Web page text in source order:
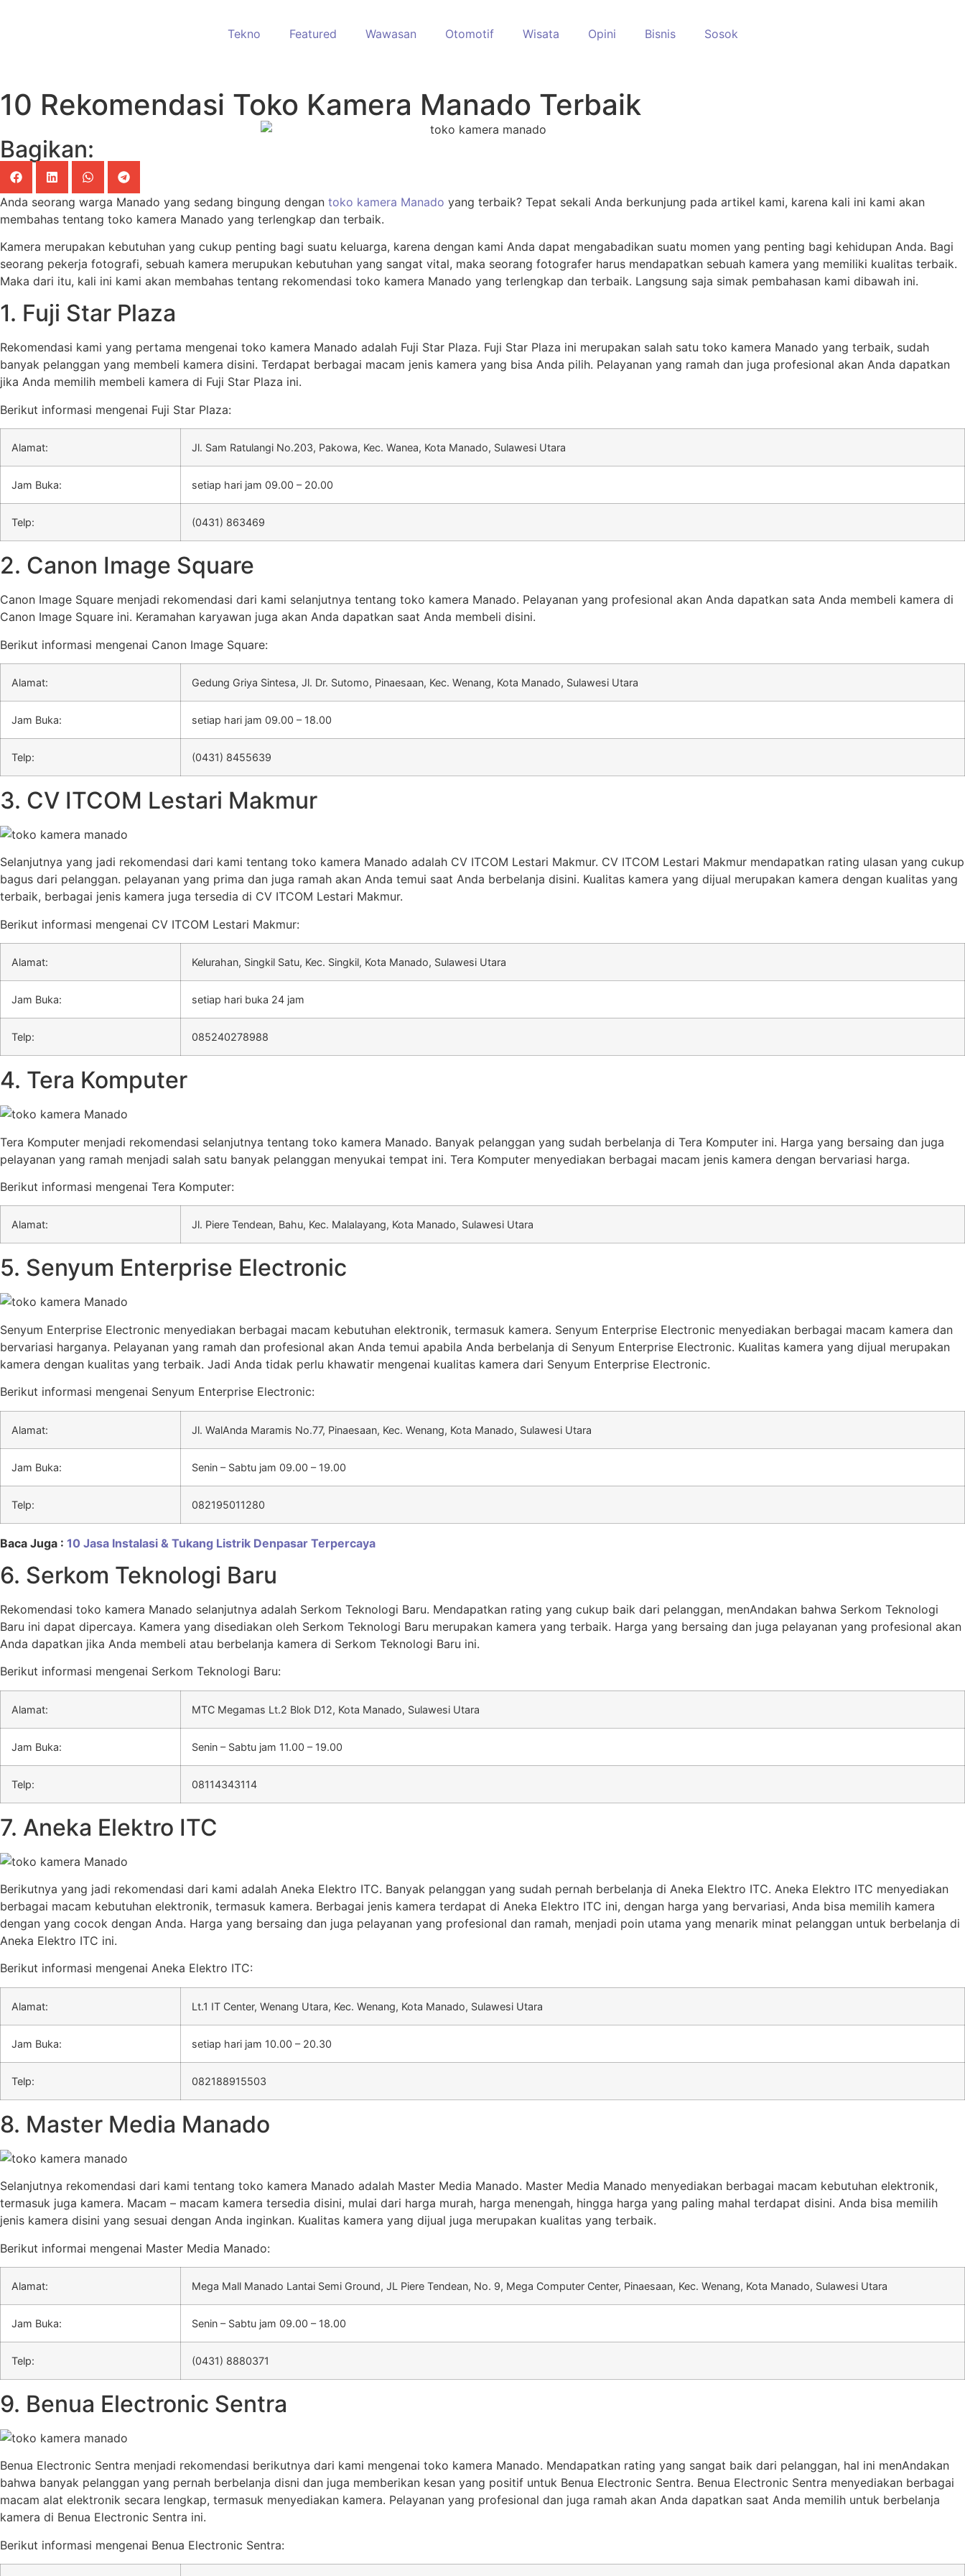
Tekno Featured Wawasan Otomotif Wisata Opini Bisnis Sosok
10 Rekomendasi Toko Kamera Manado Terbaik
Bagikan:
Anda seorang warga Manado yang sedang bingung dengan toko kamera Manado yang terbaik? Tepat sekali Anda berkunjung pada artikel kami, karena kali ini kami akan
membahas tentang toko kamera Manado yang terlengkap dan terbaik.
Kamera merupakan kebutuhan yang cukup penting bagi suatu keluarga, karena dengan kami Anda dapat mengabadikan suatu momen yang penting bagi kehidupan Anda. Bagi
seorang pekerja fotografi, sebuah kamera merupukan kebutuhan yang sangat vital, maka seorang fotografer harus mendapatkan sebuah kamera yang memiliki kualitas terbaik.
Maka dari itu, kali ini kami akan membahas tentang rekomendasi toko kamera Manado yang terlengkap dan terbaik. Langsung saja simak pembahasan kami dibawah ini.
1. Fuji Star Plaza
Rekomendasi kami yang pertama mengenai toko kamera Manado adalah Fuji Star Plaza. Fuji Star Plaza ini merupakan salah satu toko kamera Manado yang terbaik, sudah
banyak pelanggan yang membeli kamera disini. Terdapat berbagai macam jenis kamera yang bisa Anda pilih. Pelayanan yang ramah dan juga profesional akan Anda dapatkan
jika Anda memilih membeli kamera di Fuji Star Plaza ini.
Berikut informasi mengenai Fuji Star Plaza:
Alamat: Jl. Sam Ratulangi No.203, Pakowa, Kec. Wanea, Kota Manado, Sulawesi Utara
Jam Buka: setiap hari jam 09.00 – 20.00
Telp: (0431) 863469
2. Canon Image Square
Canon Image Square menjadi rekomendasi dari kami selanjutnya tentang toko kamera Manado. Pelayanan yang profesional akan Anda dapatkan sata Anda membeli kamera di
Canon Image Square ini. Keramahan karyawan juga akan Anda dapatkan saat Anda membeli disini.
Berikut informasi mengenai Canon Image Square:
Alamat: Gedung Griya Sintesa, Jl. Dr. Sutomo, Pinaesaan, Kec. Wenang, Kota Manado, Sulawesi Utara
Jam Buka: setiap hari jam 09.00 – 18.00
Telp: (0431) 8455639
3. CV ITCOM Lestari Makmur
Selanjutnya yang jadi rekomendasi dari kami tentang toko kamera Manado adalah CV ITCOM Lestari Makmur. CV ITCOM Lestari Makmur mendapatkan rating ulasan yang cukup
bagus dari pelanggan. pelayanan yang prima dan juga ramah akan Anda temui saat Anda berbelanja disini. Kualitas kamera yang dijual merupakan kamera dengan kualitas yang
terbaik, berbagai jenis kamera juga tersedia di CV ITCOM Lestari Makmur.
Berikut informasi mengenai CV ITCOM Lestari Makmur:
Alamat: Kelurahan, Singkil Satu, Kec. Singkil, Kota Manado, Sulawesi Utara
Jam Buka: setiap hari buka 24 jam
Telp: 085240278988
4. Tera Komputer
Tera Komputer menjadi rekomendasi selanjutnya tentang toko kamera Manado. Banyak pelanggan yang sudah berbelanja di Tera Komputer ini. Harga yang bersaing dan juga
pelayanan yang ramah menjadi salah satu banyak pelanggan menyukai tempat ini. Tera Komputer menyediakan berbagai macam jenis kamera dengan bervariasi harga.
Berikut informasi mengenai Tera Komputer:
Alamat: Jl. Piere Tendean, Bahu, Kec. Malalayang, Kota Manado, Sulawesi Utara
5. Senyum Enterprise Electronic
Senyum Enterprise Electronic menyediakan berbagai macam kebutuhan elektronik, termasuk kamera. Senyum Enterprise Electronic menyediakan berbagai macam kamera dan
bervariasi harganya. Pelayanan yang ramah dan profesional akan Anda temui apabila Anda berbelanja di Senyum Enterprise Electronic. Kualitas kamera yang dijual merupakan
kamera dengan kualitas yang terbaik. Jadi Anda tidak perlu khawatir mengenai kualitas kamera dari Senyum Enterprise Electronic.
Berikut informasi mengenai Senyum Enterprise Electronic:
Alamat: Jl. WalAnda Maramis No.77, Pinaesaan, Kec. Wenang, Kota Manado, Sulawesi Utara
Jam Buka: Senin – Sabtu jam 09.00 – 19.00
Telp: 082195011280
Baca Juga : 10 Jasa Instalasi & Tukang Listrik Denpasar Terpercaya
6. Serkom Teknologi Baru
Rekomendasi toko kamera Manado selanjutnya adalah Serkom Teknologi Baru. Mendapatkan rating yang cukup baik dari pelanggan, menAndakan bahwa Serkom Teknologi
Baru ini dapat dipercaya. Kamera yang disediakan oleh Serkom Teknologi Baru merupakan kamera yang terbaik. Harga yang bersaing dan juga pelayanan yang profesional akan
Anda dapatkan jika Anda membeli atau berbelanja kamera di Serkom Teknologi Baru ini.
Berikut informasi mengenai Serkom Teknologi Baru:
Alamat: MTC Megamas Lt.2 Blok D12, Kota Manado, Sulawesi Utara
Jam Buka: Senin – Sabtu jam 11.00 – 19.00
Telp: 08114343114
7. Aneka Elektro ITC
Berikutnya yang jadi rekomendasi dari kami adalah Aneka Elektro ITC. Banyak pelanggan yang sudah pernah berbelanja di Aneka Elektro ITC. Aneka Elektro ITC menyediakan
berbagai macam kebutuhan elektronik, termasuk kamera. Berbagai jenis kamera terdapat di Aneka Elektro ITC ini, dengan harga yang bervariasi, Anda bisa memilih kamera
dengan yang cocok dengan Anda. Harga yang bersaing dan juga pelayanan yang profesional dan ramah, menjadi poin utama yang menarik minat pelanggan untuk berbelanja di
Aneka Elektro ITC ini.
Berikut informasi mengenai Aneka Elektro ITC:
Alamat: Lt.1 IT Center, Wenang Utara, Kec. Wenang, Kota Manado, Sulawesi Utara
Jam Buka: setiap hari jam 10.00 – 20.30
Telp: 082188915503
8. Master Media Manado
Selanjutnya rekomendasi dari kami tentang toko kamera Manado adalah Master Media Manado. Master Media Manado menyediakan berbagai macam kebutuhan elektronik,
termasuk juga kamera. Macam – macam kamera tersedia disini, mulai dari harga murah, harga menengah, hingga harga yang paling mahal terdapat disini. Anda bisa memilih
jenis kamera disini yang sesuai dengan Anda inginkan. Kualitas kamera yang dijual juga merupakan kualitas yang terbaik.
Berikut informai mengenai Master Media Manado:
Alamat: Mega Mall Manado Lantai Semi Ground, JL Piere Tendean, No. 9, Mega Computer Center, Pinaesaan, Kec. Wenang, Kota Manado, Sulawesi Utara
Jam Buka: Senin – Sabtu jam 09.00 – 18.00
Telp: (0431) 8880371
9. Benua Electronic Sentra
Benua Electronic Sentra menjadi rekomendasi berikutnya dari kami mengenai toko kamera Manado. Mendapatkan rating yang sangat baik dari pelanggan, hal ini menAndakan
bahwa banyak pelanggan yang pernah berbelanja disni dan juga memberikan kesan yang positif untuk Benua Electronic Sentra. Benua Electronic Sentra menyediakan berbagai
macam alat elektronik secara lengkap, termasuk menyediakan kamera. Pelayanan yang profesional dan juga ramah akan Anda dapatkan saat Anda memilih untuk berbelanja
kamera di Benua Electronic Sentra ini.
Berikut informasi mengenai Benua Electronic Sentra: